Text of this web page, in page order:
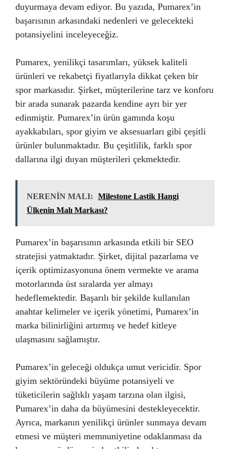
duyurmaya devam ediyor. Bu yazıda, Pumarex’in
başarısının arkasındaki nedenleri ve gelecekteki
potansiyelini inceleyeceğiz.
Pumarex, yenilikçi tasarımları, yüksek kaliteli
ürünleri ve rekabetçi fiyatlarıyla dikkat çeken bir
spor markasıdır. Şirket, müşterilerine tarz ve konforu
bir arada sunarak pazarda kendine ayrı bir yer
edinmiştir. Pumarex’in ürün gamında koşu
ayakkabıları, spor giyim ve aksesuarları gibi çeşitli
ürünler bulunmaktadır. Bu çeşitlilik, farklı spor
dallarına ilgi duyan müşterileri çekmektedir.
NERENİN MALI:
Milestone Lastik Hangi
Ülkenin Malı Markası?
Pumarex’in başarısının arkasında etkili bir SEO
stratejisi yatmaktadır. Şirket, dijital pazarlama ve
içerik optimizasyonuna önem vermekte ve arama
motorlarında üst sıralarda yer almayı
hedeflemektedir. Başarılı bir şekilde kullanılan
anahtar kelimeler ve içerik yönetimi, Pumarex’in
marka bilinirliğini artırmış ve hedef kitleye
ulaşmasını sağlamıştır.
Pumarex’in geleceği oldukça umut vericidir. Spor
giyim sektöründeki büyüme potansiyeli ve
tüketicilerin sağlıklı yaşam tarzına olan ilgisi,
Pumarex’in daha da büyümesini destekleyecektir.
Ayrıca, markanın yenilikçi ürünler sunmaya devam
etmesi ve müşteri memnuniyetine odaklanması da